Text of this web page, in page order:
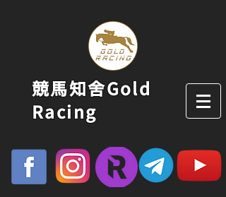
競馬知舍Gold
Racing